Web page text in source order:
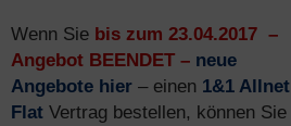
Wenn Sie bis zum 23.04.2017 –
Angebot BEENDET – neue
Angebote hier – einen 1&1 Allnet
Flat Vertrag bestellen, können Sie